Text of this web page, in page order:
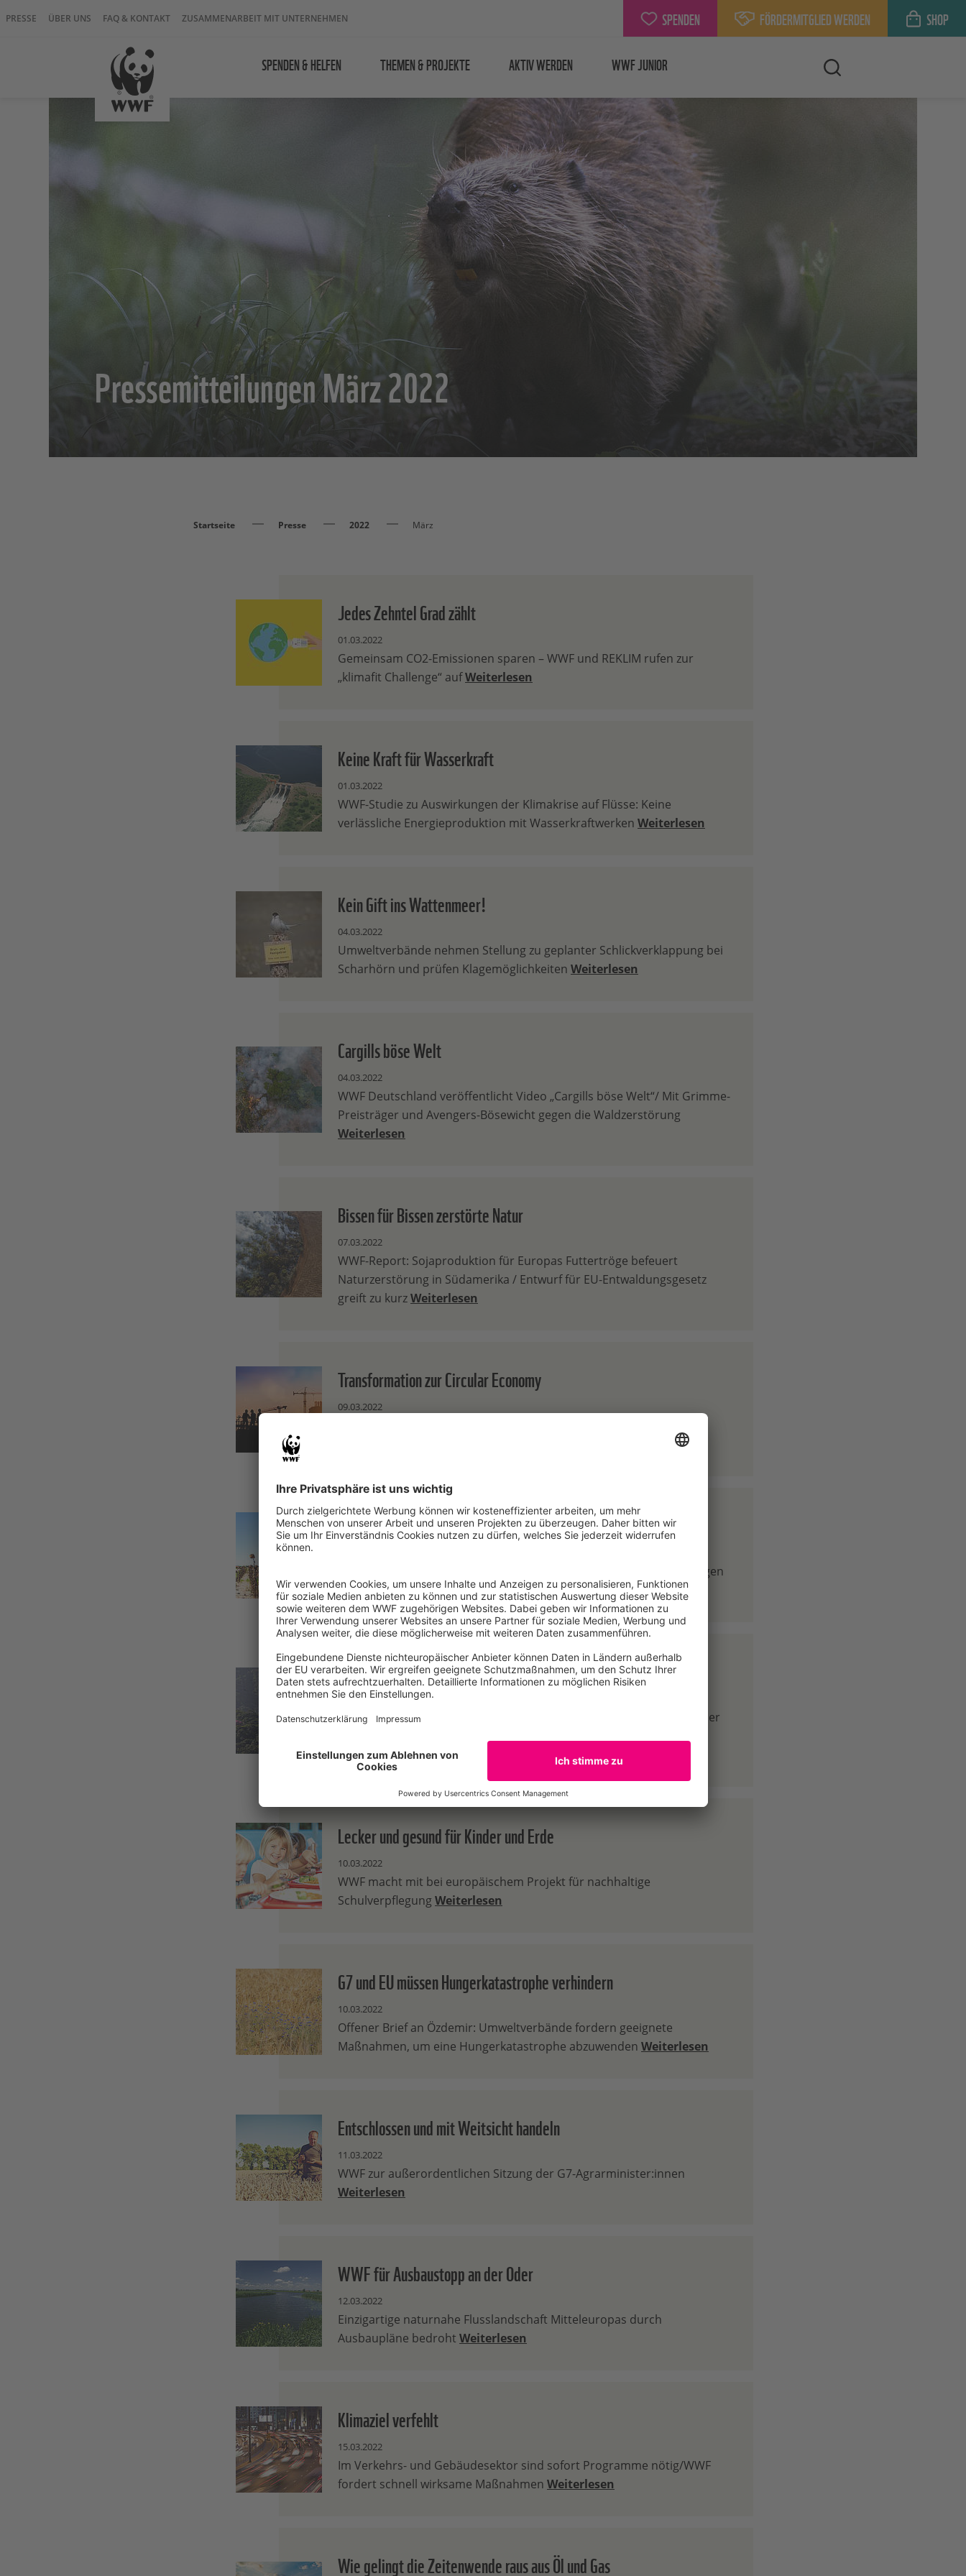
PRESSE ÜBER UNS FAQ & KONTAKT ZUSAMMENARBEIT MIT UNTERNEHMEN SPENDEN FÖRDERMITGLIED WERDEN SHOP
SPENDEN & HELFEN THEMEN & PROJEKTE AKTIV WERDEN WWF JUNIOR
Pressemitteilungen März 2022
Startseite Presse 2022 März
Jedes Zehntel Grad zählt
01.03.2022
Gemeinsam CO2-Emissionen sparen – WWF und REKLIM rufen zur
„klimafit Challenge“ aufWeiterlesen
Keine Kraft für Wasserkraft
01.03.2022
WWF-Studie zu Auswirkungen der Klimakrise auf Flüsse: Keine
verlässliche Energieproduktion mit Wasserkraftwerken Weiterlesen
Kein Gift ins Wattenmeer!
04.03.2022
Umweltverbände nehmen Stellung zu geplanter Schlickverklappung bei
Scharhörn und prüfen Klagemöglichkeiten Weiterlesen
Cargills böse Welt
04.03.2022
WWF Deutschland veröffentlicht Video „Cargills böse Welt“/ Mit Grimme-
Preisträger und Avengers-Bösewicht gegen die Waldzerstörung
Weiterlesen
Bissen für Bissen zerstörte Natur
07.03.2022
WWF-Report: Sojaproduktion für Europas Futtertröge befeuert
Naturzerstörung in Südamerika / Entwurf für EU-Entwaldungsgesetz
greift zu kurzWeiterlesen
Transformation zur Circular Economy
09.03.2022
Hart an der Grenze
Nach IPCC-Weckruf: WWF-Bericht „Feeling the Heat“ zeigt Auswirkungen
der Klimakrise auf Tier- und PflanzenartenWeiterlesen
Worte ohne Wirkung
09.03.2022
WWF-Bericht: Regierungen bleiben hinter Versprechen zum Schutz der
steigenWeiterlesen
Lecker und gesund für Kinder und Erde
10.03.2022
WWF macht mit bei europäischem Projekt für nachhaltige
SchulverpflegungWeiterlesen
G7 und EU müssen Hungerkatastrophe verhindern
10.03.2022
Offener Brief an Özdemir: Umweltverbände fordern geeignete
Maßnahmen, um eine Hungerkatastrophe abzuwenden Weiterlesen
Entschlossen und mit Weitsicht handeln
11.03.2022
WWF zur außerordentlichen Sitzung der G7-Agrarminister:innen
Weiterlesen
WWF für Ausbaustopp an der Oder
12.03.2022
Einzigartige naturnahe Flusslandschaft Mitteleuropas durch
Ausbaupläne bedroht Weiterlesen
Klimaziel verfehlt
15.03.2022
Im Verkehrs- und Gebäudesektor sind sofort Programme nötig/WWF
fordert schnell wirksame Maßnahmen Weiterlesen
Wie gelingt die Zeitenwende raus aus Öl und Gas